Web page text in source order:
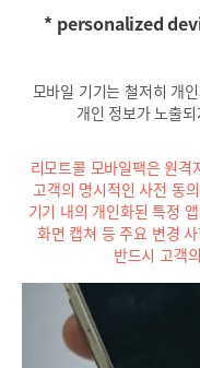
* personalized
모바일 기기는 철저히 개
개인 정보가 노출
리모트콜 모바일팩은 원
고객의 명시적인 사전 동
기기 내의 개인화된 특정
화면 캡쳐 등 주요 변경
반드시 고객